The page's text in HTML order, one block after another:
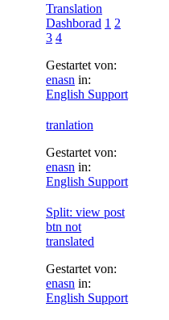
Translation
Dashborad 1 2
3 4
Gestartet von:
enasn in:
English Support
tranlation
Gestartet von:
enasn in:
English Support
Split: view post
btn not
translated
Gestartet von:
enasn in:
English Support